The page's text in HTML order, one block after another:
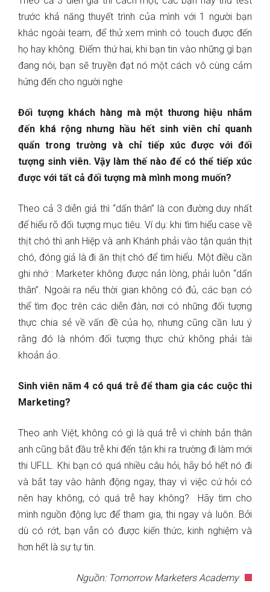
trước khả năng thuyết trình của mình với 1 người bạn
khác ngoài team, để thử xem mình có touch được đến
họ hay không. Điểm thứ hai, khi bạn tin vào những gì bạn
đang nói, bạn sẽ truyền đạt nó một cách vô cùng cảm
hứng đến cho người nghe
Đối tượng khách hàng mà một thương hiệu nhắm
đến khá rộng nhưng hầu hết sinh viên chỉ quanh
quẩn trong trường và chỉ tiếp xúc được với đối
tượng sinh viên. Vậy làm thế nào để có thể tiếp xúc
được với tất cả đối tượng mà mình mong muốn?
Theo cả 3 diễn giả thì “dấn thân” là con đường duy nhất
để hiểu rõ đối tượng mục tiêu. Ví dụ: khi tìm hiểu case về
thịt chó thì anh Hiệp và anh Khánh phải vào tận quán thịt
chó, đóng giả là đi ăn thịt chó để tìm hiểu. Một điều cần
ghi nhớ : Marketer không được nản lòng, phải luôn “dấn
thân”. Ngoài ra nếu thời gian không có đủ, các bạn có
thể tìm đọc trên các diễn đàn, nơi có những đối tượng
thực chia sẻ về vấn đề của họ, nhưng cũng cần lưu ý
rằng đó là nhóm đối tượng thực chứ không phải tài
khoản ảo.
Sinh viên năm 4 có quá trễ để tham gia các cuộc thi
Marketing?
Theo anh Việt, không có gì là quá trễ vì chính bản thân
anh cũng bắt đầu trễ khi đến tận khi ra trường đi làm mới
thi UFLL. Khi bạn có quá nhiều câu hỏi, hãy bỏ hết nó đi
và bắt tay vào hành động ngay, thay vì việc cứ hỏi có
nên hay không, có quá trễ hay không? Hãy tìm cho
mình nguồn động lực để tham gia, thi ngay và luôn. Bởi
dù có rớt, bạn vẫn có được kiến thức, kinh nghiệm và
hơn hết là sự tự tin.
Nguồn: Tomorrow Marketers Academy